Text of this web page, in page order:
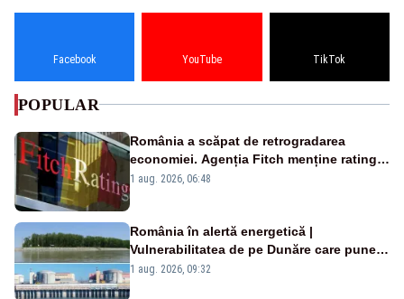
Facebook YouTube TikTok
POPULAR
România a scăpat de retrogradarea
economiei. Agenția Fitch menține ratingul
„BBB-” cu perspectivă negativă
1 aug. 2026, 06:48
România în alertă energetică |
Vulnerabilitatea de pe Dunăre care pune
în pericol Centrala Cernavodă era
1 aug. 2026, 09:32